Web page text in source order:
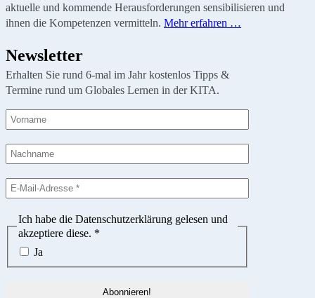
aktuelle und kommende Herausforderungen sensibilisieren und
ihnen die Kompetenzen vermitteln. Mehr erfahren …
Newsletter
Erhalten Sie rund 6-mal im Jahr kostenlos Tipps &
Termine rund um Globales Lernen in der KITA.
Ich habe die Datenschutzerklärung gelesen und
akzeptiere diese. *
Ja